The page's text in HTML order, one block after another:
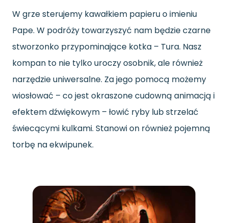
W grze sterujemy kawałkiem papieru o imieniu
Pape. W podróży towarzyszyć nam będzie czarne
stworzonko przypominające kotka – Tura. Nasz
kompan to nie tylko uroczy osobnik, ale również
narzędzie uniwersalne. Za jego pomocą możemy
wiosłować – co jest okraszone cudowną animacją i
efektem dźwiękowym – łowić ryby lub strzelać
świecącymi kulkami. Stanowi on również pojemną
torbę na ekwipunek.